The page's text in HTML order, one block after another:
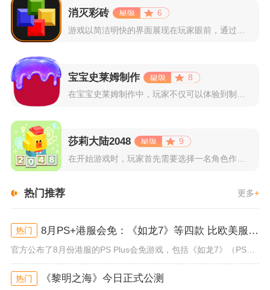
消灭彩砖
6
宝宝史莱姆制作
8
在宝宝史莱姆制作中，玩家不仅可以体验到制作史莱姆的乐趣，还能...
莎莉大陆2048
9
在开始游戏时，玩家首先需要选择一名角色作为自己的代表，在神秘...
热门推荐 更多+
热门 8月PS+港服会免：《如龙7》等四款 比欧美服多一款
官方公布了8月份港服的PS Plus会免游戏，包括《如龙7》（PS4/PS5）、《小小梦魇》（PS4）、《托尼霍克职业滑...
热门 《黎明之海》今日正式公测